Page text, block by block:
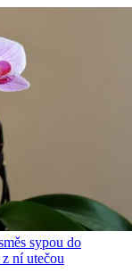
sypou do
ní utečou